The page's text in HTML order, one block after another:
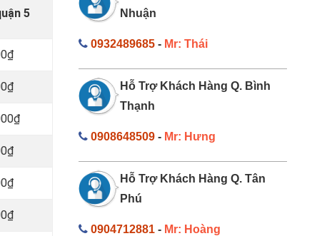
5
Nhuận
0932489685- Mr: Thái
Hỗ Trợ Khách Hàng Q. Bình
Thạnh
0908648509- Mr: Hưng
Hỗ Trợ Khách Hàng Q. Tân
Phú
0904712881- Mr: Hoàng